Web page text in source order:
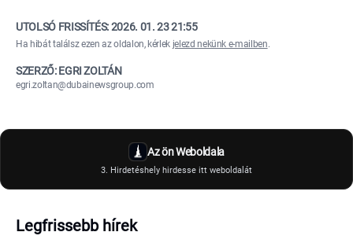
UTOLSÓ FRISSÍTÉS:2026. 01. 23 21:55
Ha hibát találsz ezen az oldalon, kérlek jelezd nekünk e-mailben.
SZERZŐ: EGRI ZOLTÁN
egri.zoltan@dubainewsgroup.com
Az ön Weboldala
3. Hirdetéshely hirdesse itt weboldalát
Legfrissebb hírek